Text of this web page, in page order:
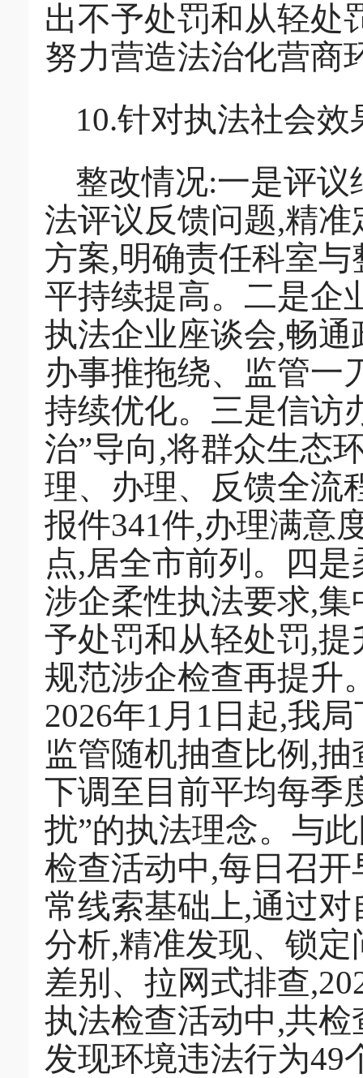
出不予处罚和从轻处
努力营造法治化营商
10.针对执法社会
整改情况:一是评
法评议反馈问题,精
方案,明确责任科室
平持续提高。二是企
执法企业座谈会,畅
办事推拖绕、监管一
持续优化。三是信访
治”导向,将群众生态
理、办理、反馈全流
报件341件,办理满意
点,居全市前列。四
涉企柔性执法要求,
予处罚和从轻处罚,
规范涉企检查再提升
2026年1月1日起,我
监管随机抽查比例,
下调至目前平均每季
扰”的执法理念。与
检查活动中,每日召
常线索基础上,通过
分析,精准发现、锁
差别、拉网式排查
执法检查活动中,共检
发现环境违法行为49